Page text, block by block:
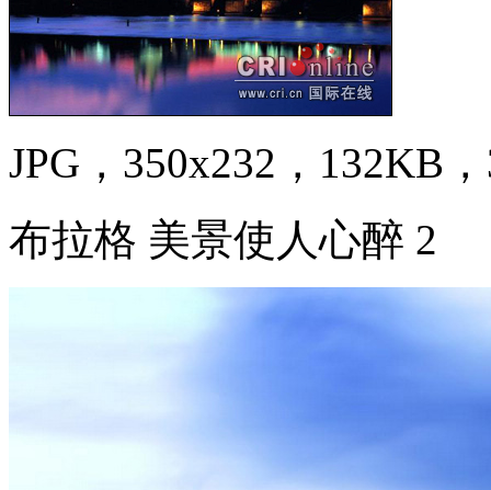
JPG，350x232，132KB
布拉格 美景使人心醉 2